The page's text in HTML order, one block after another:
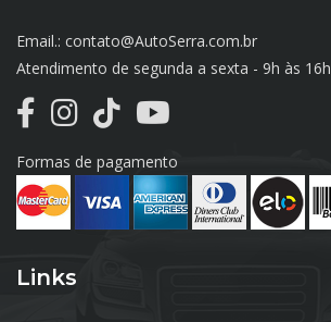
Email.: contato@AutoSerra.com.br
Atendimento de segunda a sexta - 9h às 16h
Formas de pagamento
Links